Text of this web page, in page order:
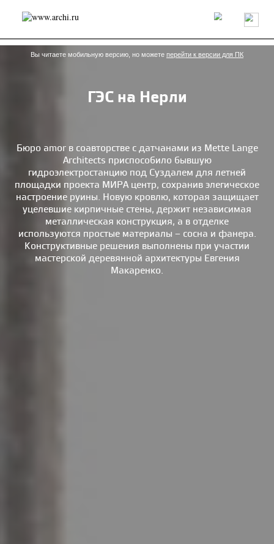
Россия Мир Технологии Интерьер Пресса
Архитекторы
Проекты
Конкурсы События Книги Вакансии
Анонсы конкурсов
Блог
Репортаж
Рецензия Архитектура
Выставка
Иностранцы в России
Интерьер
Книги
Наследие Образование
Урбанистика
Эко
Вы читаете мобильную версию, но можете перейти к версии для ПК
ГЭС на Нерли
Бюро amor в соавторстве с датчанами из Mette Lange
Architects приспособило бывшую
гидроэлектростанцию под Суздалем для летней
площадки проекта МИРА центр, сохранив элегическое
настроение руины. Новую кровлю, которая защищает
уцелевшие кирпичные стены, держит независимая
металлическая конструкция, а в отделке
используются простые материалы – сосна и фанера.
Конструктивные решения выполнены при участии
мастерской деревянной архитектуры Евгения
Макаренко.